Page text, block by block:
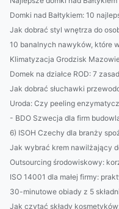
Domki nad Bałtykiem: 10
Jak dobrać styl wnętrza do
10 banalnych nawyków, które
Klimatyzacja Grodzisk
Domek na działce ROD: 7
Jak dobrać słuchawki
Uroda: Czy peeling
- BDO Szwecja dla firm
6) ISOH Czechy dla branży
Jak wybrać krem nawilżający
Outsourcing środowiskowy:
ISO 14001 dla małej firmy:
30-minutowe obiady z 5
Jak czytać składy